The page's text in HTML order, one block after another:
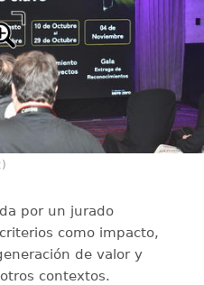
por un jurado
como impacto,
de valor y
contextos.